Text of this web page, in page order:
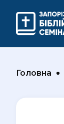
Головна